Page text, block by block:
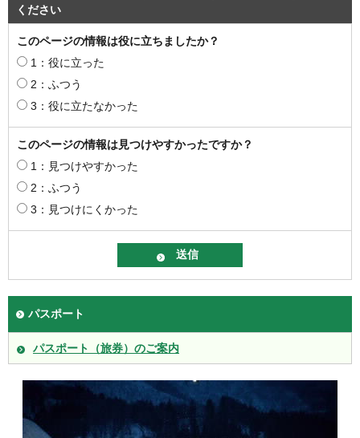
ください
このページの情報は役に立ちましたか？
1：役に立った
2：ふつう
3：役に立たなかった
このページの情報は見つけやすかったですか？
1：見つけやすかった
2：ふつう
3：見つけにくかった
パスポート
パスポート（旅券）のご案内